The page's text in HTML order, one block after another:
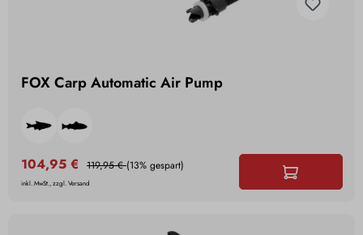
FOX Carp Automatic Air Pump
104,95 € 119,95 €(13% gespart)
inkl. MwSt., zzgl. Versand